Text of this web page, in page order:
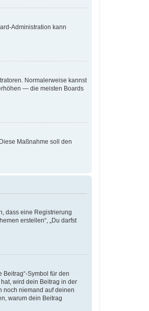
Administration kann
Normalerweise kannst
— die meisten Boards
Maßnahme soll den
dass eine Registrierung
erstellen“, „Du darfst
Symbol für den
wird dein Beitrag in der
noch niemand auf deinen
warum dein Beitrag